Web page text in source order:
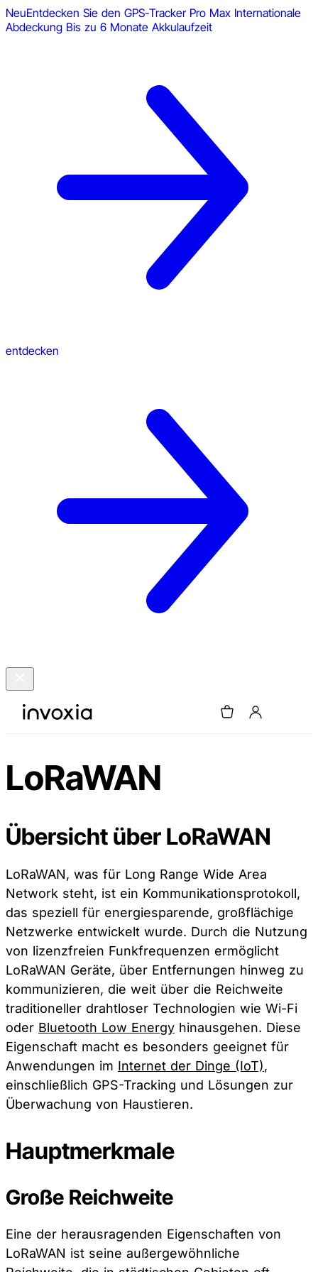
NeuEntdecken Sie den GPS-Tracker Pro Max Internationale
Abdeckung Bis zu 6 Monate Akkulaufzeit
entdecken
LoRaWAN
Übersicht über LoRaWAN
LoRaWAN, was für Long Range Wide Area
Network steht, ist ein Kommunikationsprotokoll,
das speziell für energiesparende, großflächige
Netzwerke entwickelt wurde. Durch die Nutzung
von lizenzfreien Funkfrequenzen ermöglicht
LoRaWAN Geräte, über Entfernungen hinweg zu
kommunizieren, die weit über die Reichweite
traditioneller drahtloser Technologien wie Wi-Fi
oder Bluetooth Low Energy hinausgehen. Diese
Eigenschaft macht es besonders geeignet für
Anwendungen im Internet der Dinge (IoT),
einschließlich GPS-Tracking und Lösungen zur
Überwachung von Haustieren.
Hauptmerkmale
Große Reichweite
Eine der herausragenden Eigenschaften von
LoRaWAN ist seine außergewöhnliche